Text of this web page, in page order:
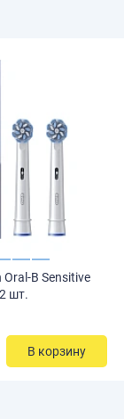
B Sensitive
шт.
В корзину